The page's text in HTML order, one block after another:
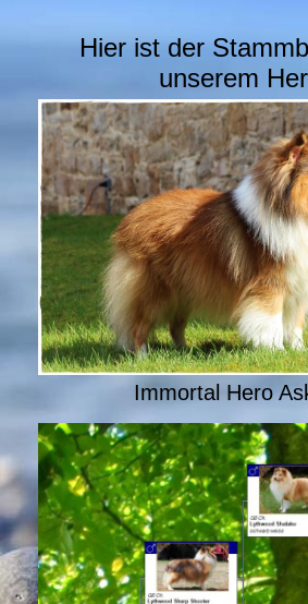
Hier ist der
unserem
Immortal Hero